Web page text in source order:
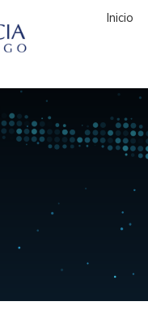
Inicio